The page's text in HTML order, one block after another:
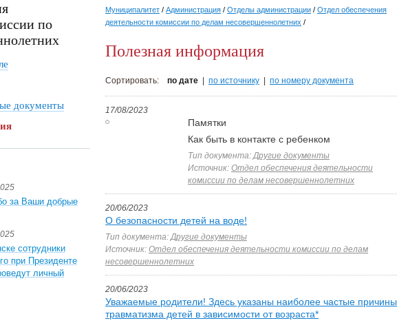
по
документы
за Ваши добрые
сотрудники
при Президенте
личный
Муниципалитет / Администрация / Отделы администрации / Отдел обеспечения
деятельности комиссии по делам несовершеннолетних /
Полезная информация
Сортировать: по дате по источнику по номеру документа
17/08/2023
Памятки
Как быть в контакте с ребенком
Тип документа:Другие документы
Источник: Отдел обеспечения деятельности
комиссии по делам несовершеннолетних
20/06/2023
О безопасности детей на воде!
Тип документа:Другие документы
Источник: Отдел обеспечения деятельности комиссии по делам
несовершеннолетних
20/06/2023
Уважаемые родители! Здесь указаны наиболее частые причины
травматизма детей в зависимости от возраста*